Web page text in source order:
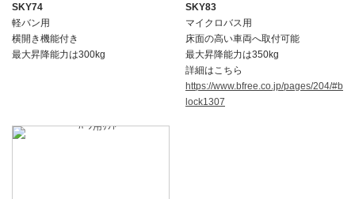
SKY74
軽バン用
横開き機能付き
最大昇降能力は300kg
SKY83
マイクロバス用
床面の高い車両へ取付可能
最大昇降能力は350kg
詳細はこちら
https://www.bfree.co.jp/pages/204/#b
lock1307